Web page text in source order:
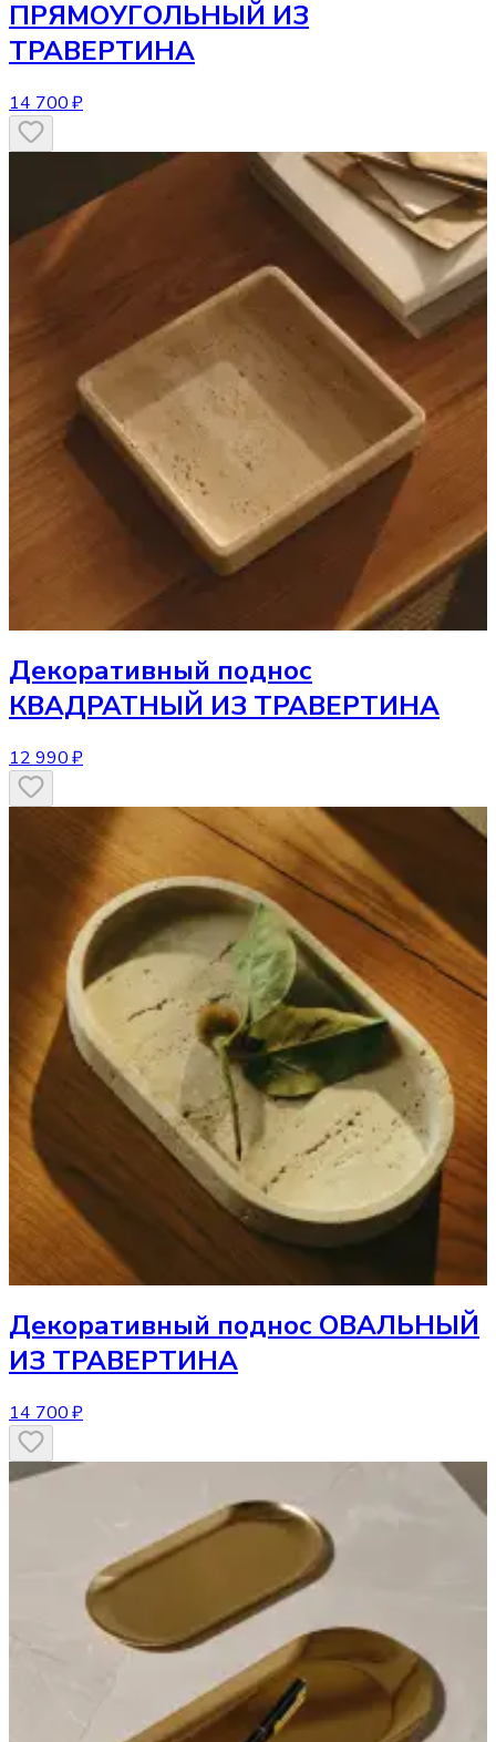
ПРЯМОУГОЛЬНЫЙ ИЗ
ТРАВЕРТИНА
14 700 ₽
Декоративный поднос
КВАДРАТНЫЙ ИЗ ТРАВЕРТИНА
12 990 ₽
Декоративный поднос ОВАЛЬНЫЙ
ИЗ ТРАВЕРТИНА
14 700 ₽